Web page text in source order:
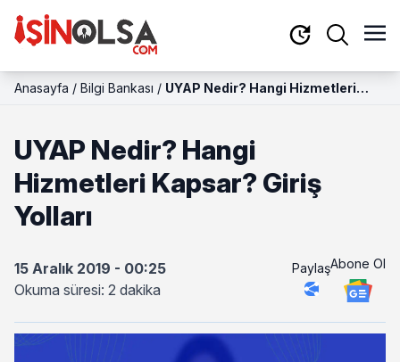
Anasayfa / Bilgi Bankası / UYAP Nedir? Hangi Hizmetleri
UYAP Nedir? Hangi
Hizmetleri Kapsar? Giriş
Yolları
15 Aralık 2019 - 00:25
Okuma süresi: 2 dakika
PaylaşAbone Ol